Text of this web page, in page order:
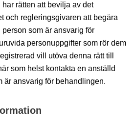
rätten att bevilja av det
och regleringsgivaren att begära
person som är ansvarig för
personuppgifter som rör dem
vill utöva denna rätt till
som helst kontakta en anställd
är ansvarig för behandlingen.